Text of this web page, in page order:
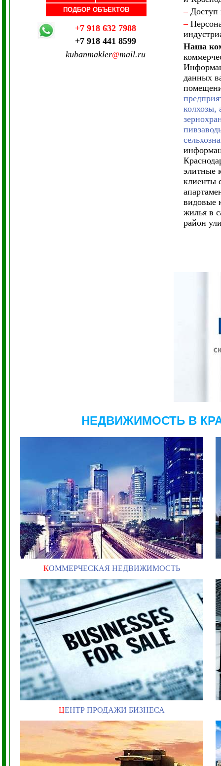
ПОДБОР ОБЪЕКТОВ
+7 918 632 7988
+7 918 441 8599
kubanmakler@mail.ru
–Доступ
–
Наша
данных
элитные
клиенты
видовые
жилья в
район
НЕДВИЖИМОСТЬ В
КОММЕРЧЕСКАЯ НЕДВИЖИМОСТЬ
ЦЕНТР ПРОДАЖИ БИЗНЕСА